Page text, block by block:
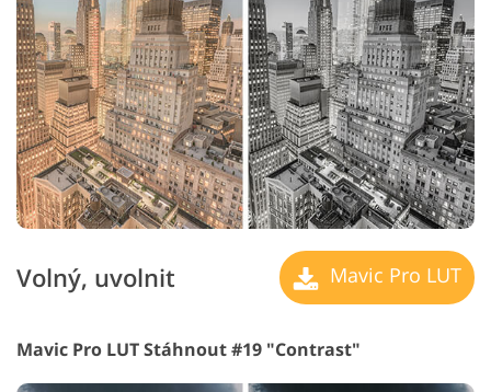
Volný, uvolnit Mavic Pro LUT
Mavic Pro LUT Stáhnout #19 "Contrast"